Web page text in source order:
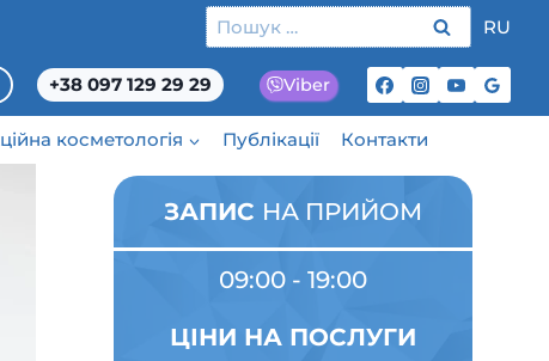
Пошук: RU
+38 097 129 29 29 Viber
косметологія Публікації Контакти
ЗАПИС НА ПРИЙОМ
09:00 - 19:00
ЦІНИ НА ПОСЛУГИ